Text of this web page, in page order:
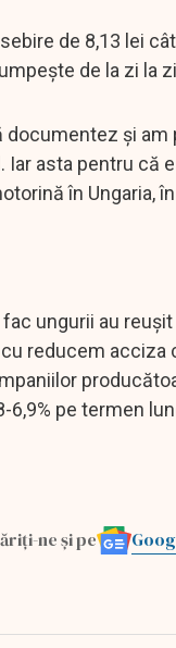
de 8,13 lei
de la zi la
și
Iar asta pentru
în Ungaria,
ungurii au
reducem
pe termen
ne și pe